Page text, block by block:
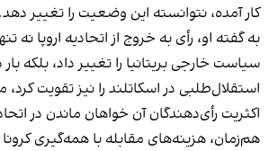
کار آمده، نتوانسته این وضعیت را تغییر
به گفته او، رأی به خروج از اتحادیه اروپا نه
سیاست خارجی بریتانیا را تغییر داد، بلکه
استقلال‌طلبی در اسکاتلند را نیز تقویت
اکثریت رأی‌دهندگان آن خواهان ماندن در
هم‌زمان، هزینه‌های مقابله با همه‌گیری